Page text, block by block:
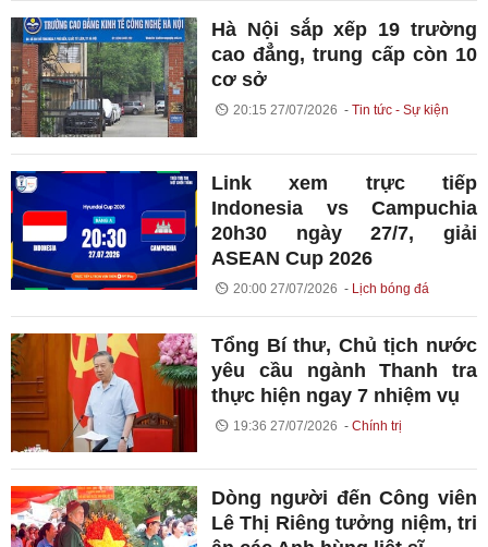
Hà Nội sắp xếp 19 trường
cao đẳng, trung cấp còn 10
cơ sở
20:15 27/07/2026 Tin tức - Sự kiện
Link xem trực tiếp
Indonesia vs Campuchia
20h30 ngày 27/7, giải
ASEAN Cup 2026
20:00 27/07/2026 Lịch bóng đá
Tổng Bí thư, Chủ tịch nước
yêu cầu ngành Thanh tra
thực hiện ngay 7 nhiệm vụ
19:36 27/07/2026 Chính trị
Dòng người đến Công viên
Lê Thị Riêng tưởng niệm, tri